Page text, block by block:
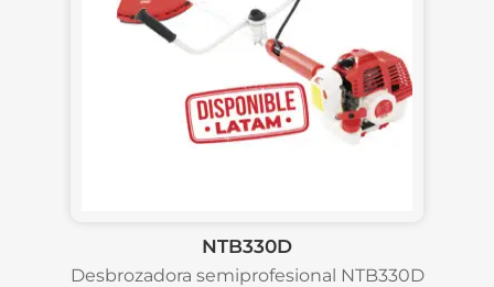
NTB330D
Desbrozadora semiprofesional NTB330D